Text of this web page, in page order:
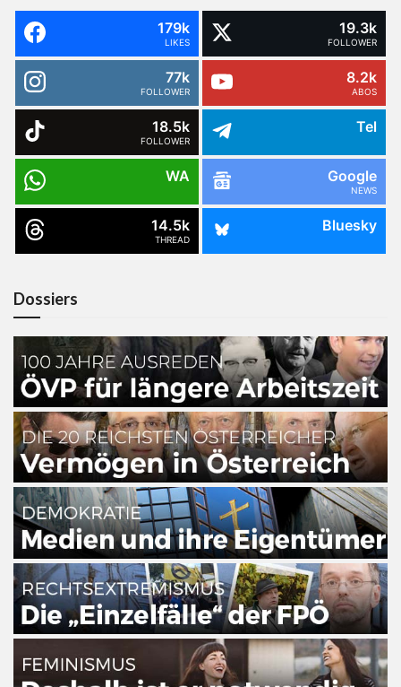
179k
LIKES
19.3k
FOLLOWER
77k
FOLLOWER
8.2k
ABOS
18.5k
FOLLOWER
Tel
WA Google
NEWS
14.5k
THREAD
Bluesky
Dossiers